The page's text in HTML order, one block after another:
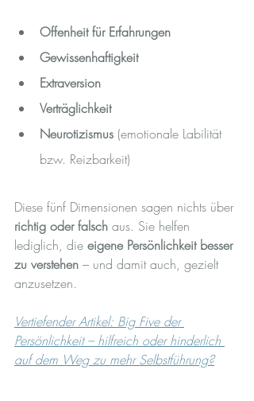
Offenheit für Erfahrungen
Gewissenhaftigkeit
Extraversion
Verträglichkeit
Neurotizismus (emotionale Labilität
bzw. Reizbarkeit)
Diese fünf Dimensionen sagen nichts über
richtig oder falsch aus. Sie helfen
lediglich, die eigene Persönlichkeit besser
zu verstehen – und damit auch, gezielt
anzusetzen.
Vertiefender Artikel: Big Five der
Persönlichkeit – hilfreich oder hinderlich
auf dem Weg zu mehr Selbstführung?